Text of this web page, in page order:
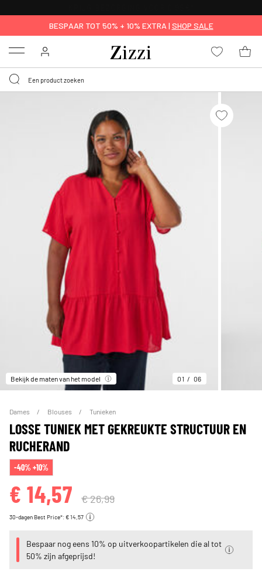
BESPAAR TOT 50% + 10% EXTRA | SHOP SALE
Menu
Bekijk de maten van het model 01 06
Dames Blouses Tunieken
LOSSE TUNIEK MET GEKREUKTE STRUCTUUR EN
RUCHERAND
-40% +10%
€ 14,57 € 26,99
30-dagen Best Price*: € 14,57
Bespaar nog eens 10% op uitverkoopartikelen die al tot
50% zijn afgeprijsd!